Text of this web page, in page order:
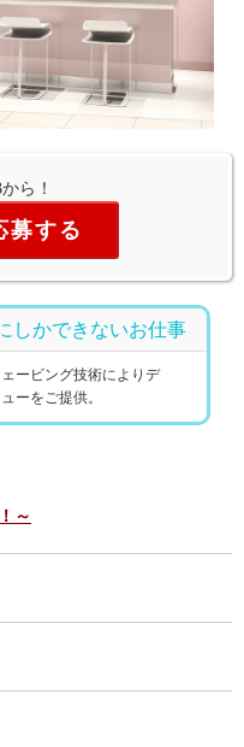
ら！
募する
しかできないお仕事
ービング技術によりデ
ーをご提供。
～